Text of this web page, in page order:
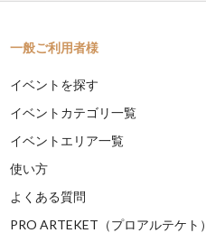
一般ご利用者様
イベントを探す
イベントカテゴリ一覧
イベントエリア一覧
使い方
よくある質問
PRO ARTEKET（プロアルテケト）